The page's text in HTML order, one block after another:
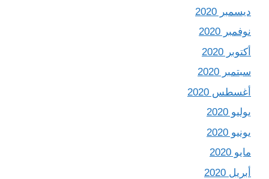
ديسمبر 2020
نوفمبر 2020
أكتوبر 2020
سبتمبر 2020
أغسطس 2020
يوليو 2020
يونيو 2020
مايو 2020
أبريل 2020